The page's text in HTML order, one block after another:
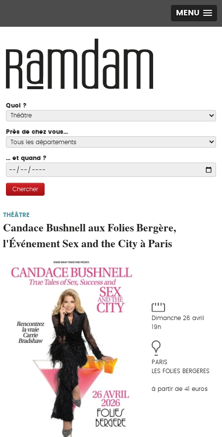
MENU
Quoi ?
Près de chez vous...
... et quand ?
Chercher
THÉÂTRE
Candace Bushnell aux Folies Bergère,
l'Événement Sex and the City à Paris
Dimanche 26 avril
19h
PARIS
LES FOLIES BERGERES
à partir de 41 euros